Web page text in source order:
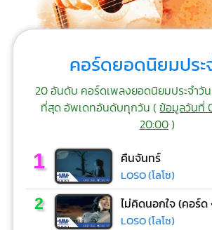
คอร์ดยอดนิยมประ
20 อันดับ คอร์ดเพลงยอดนิยมประจำวั
ที่สุด อัพเดทอันดับทุกวัน (ข้อมูลวันที่
20:00)
1 คืนจันทร์
LOSO (โลโซ)
2 ไม่คิดนอกใจ (คอร์ด
LOSO (โลโซ)